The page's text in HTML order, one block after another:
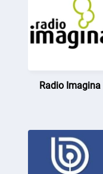
Radio Imagina